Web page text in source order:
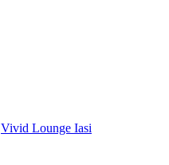
Vivid Lounge Iasi